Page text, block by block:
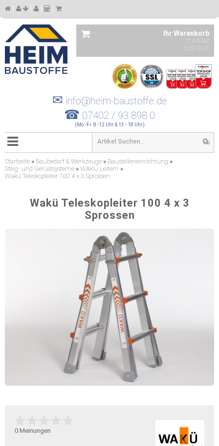
Ihr Warenkorb
0 Artikel
0,00 EUR
✉ info@heim-baustoffe.de
☎ 07402 / 93 898 0
(Mo.-Fr. 8 -12 Uhr & 13 - 18 Uhr)
Startseite » Baubedarf & Werkzeuge » Baustelleneinrichtung »
Steig- und Gerüstsysteme » WAKÜ Leitern »
Wakü Teleskopleiter 100 4 x 3 Sprossen
Wakü Teleskopleiter 100 4 x 3
Sprossen
0 Meinungen